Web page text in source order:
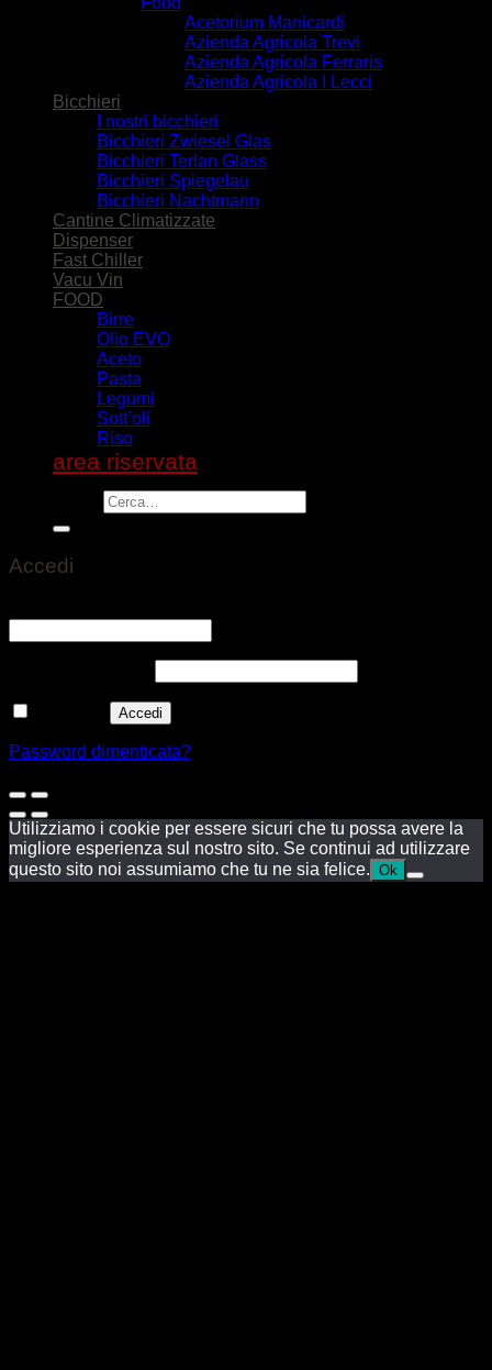
Acetorium Manicardi
Azienda Agricola Trevi
Azienda Agricola Ferraris
Azienda Agricola I Lecci
Bicchieri
I nostri bicchieri
Bicchieri Zwiesel Glas
Bicchieri Terlan Glass
Bicchieri Spiegelau
Bicchieri Nachtmann
Cantine Climatizzate
Dispenser
Fast Chiller
Vacu Vin
FOOD
Birre
Olio EVO
Aceto
Pasta
Legumi
Sott’oli
Riso
area riservata
Accedi
Accedi
Password dimenticata?
Utilizziamo i cookie per essere sicuri che tu possa avere la
migliore esperienza sul nostro sito. Se continui ad utilizzare
questo sito noi assumiamo che tu ne sia felice. Ok